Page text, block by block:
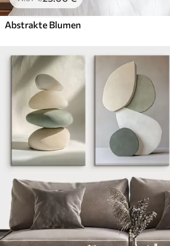
Abstrakte Blumen